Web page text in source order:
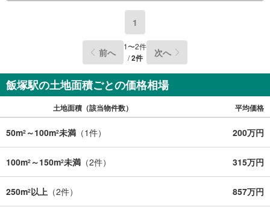
1
前へ 1〜2件
/2件 次へ
飯塚駅の土地面積ごとの価格相場
土地面積（該当物件数） 平均価格
50m2 ～100m2未満 （1件） 200万円
100m2 ～150m2未満 （2件） 315万円
250m2以上 （2件） 857万円